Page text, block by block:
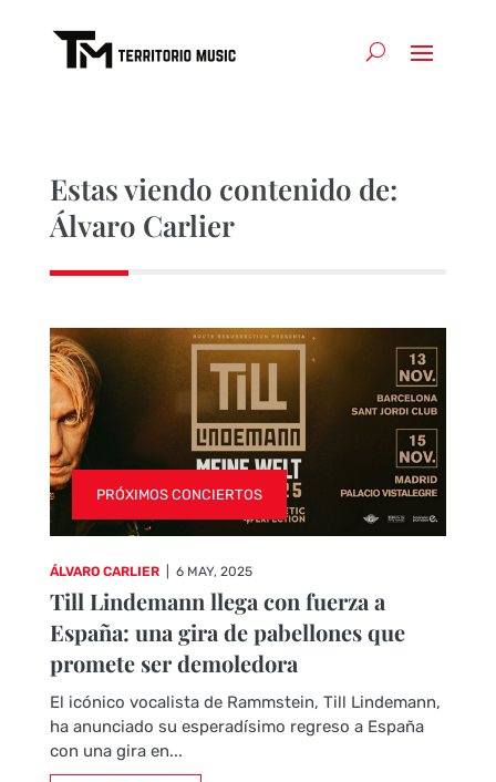
Estas viendo contenido de:
Álvaro Carlier
PRÓXIMOS CONCIERTOS
ÁLVARO CARLIER 6 MAY, 2025
Till Lindemann llega con fuerza a
España: una gira de pabellones que
promete ser demoledora
El icónico vocalista de Rammstein, Till Lindemann,
ha anunciado su esperadísimo regreso a España
con una gira en...